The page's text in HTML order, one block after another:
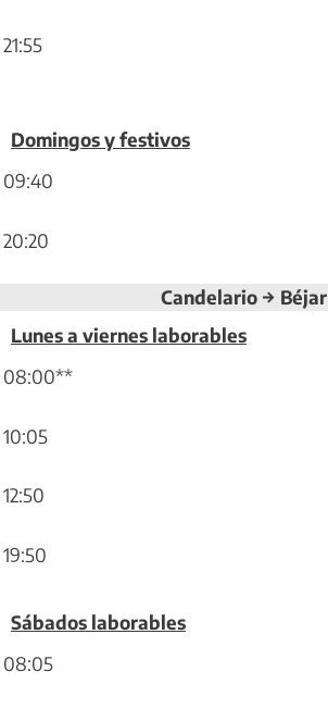
21:55
Domingos y festivos
09:40
20:20
Candelario → Béjar
Lunes a viernes laborables
08:00**
10:05
12:50
19:50
Sábados laborables
08:05